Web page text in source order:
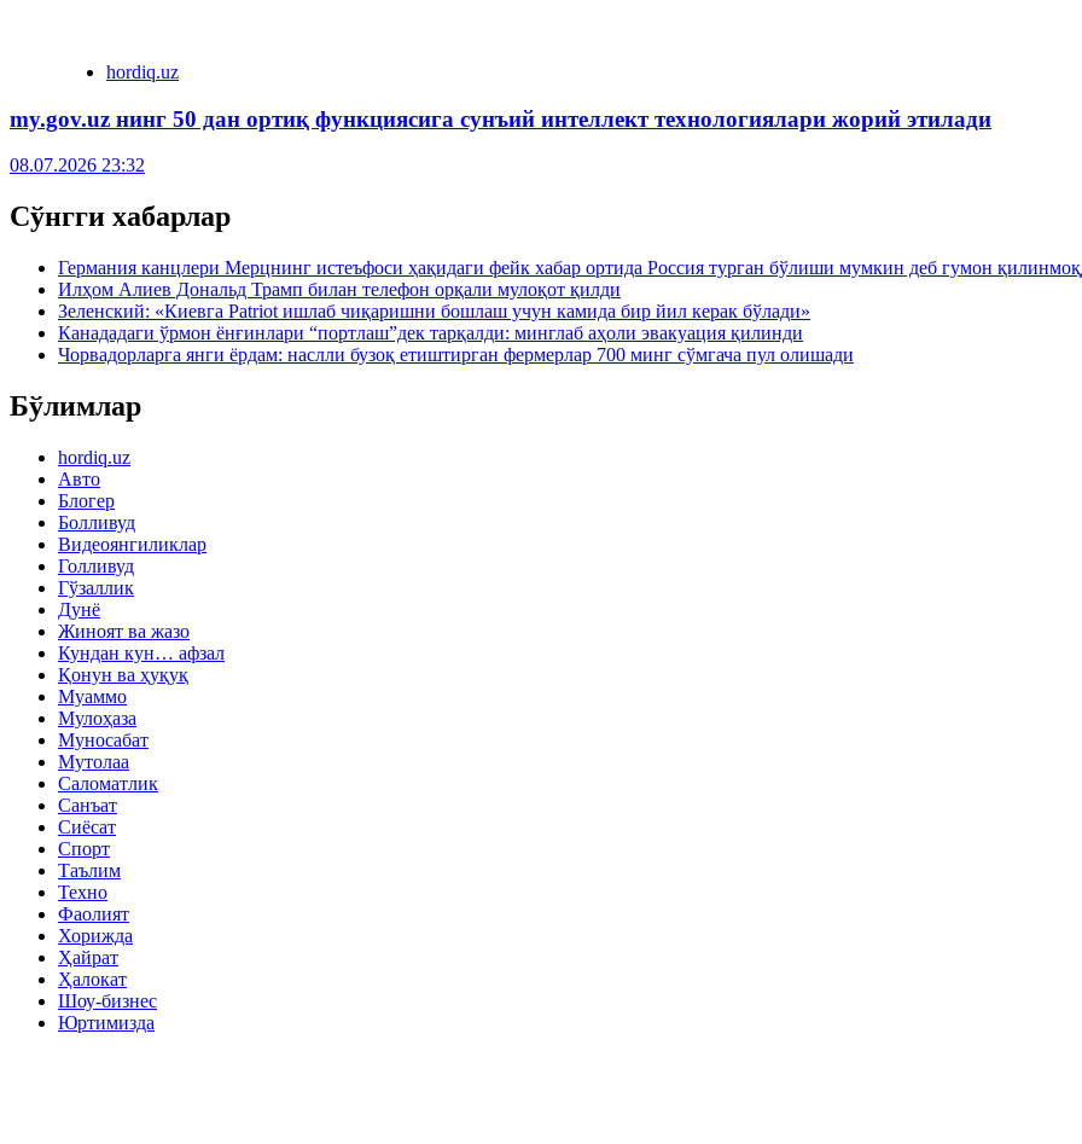
hordiq.uz
my.gov.uz нинг 50 дан ортиқ функциясига сунъий интеллект технологиялари жорий этилади
08.07.2026 23:32
Сўнгги хабарлар
Германия канцлери Мерцнинг истеъфоси ҳақидаги фейк хабар ортида Россия турган бўлиши мумкин деб гумон
Илҳом Алиев Дональд Трамп билан телефон орқали мулоқот қилди
Зеленский: «Киевга Patriot ишлаб чиқаришни бошлаш учун камида бир йил керак бўлади»
Канададаги ўрмон ёнғинлари “портлаш”дек тарқалди: минглаб аҳоли эвакуация қилинди
Чорвадорларга янги ёрдам: наслли бузоқ етиштирган фермерлар 700 минг сўмгача пул олишади
Бўлимлар
hordiq.uz
Авто
Блогер
Болливуд
Видеоянгиликлар
Голливуд
Гўзаллик
Дунё
Жиноят ва жазо
Кундан кун… афзал
Қонун ва ҳуқуқ
Муаммо
Мулоҳаза
Муносабат
Мутолаа
Саломатлик
Санъат
Сиёсат
Спорт
Таълим
Техно
Фаолият
Хорижда
Ҳайрат
Ҳалокат
Шоу-бизнес
Юртимизда